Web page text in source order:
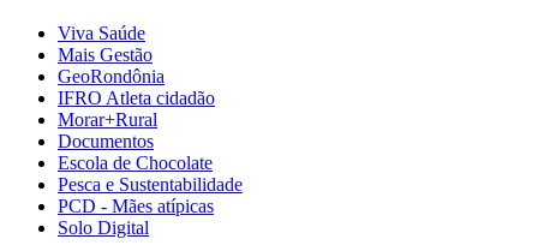
Viva Saúde
Mais Gestão
GeoRondônia
IFRO Atleta cidadão
Morar+Rural
Documentos
Escola de Chocolate
Pesca e Sustentabilidade
PCD - Mães atípicas
Solo Digital